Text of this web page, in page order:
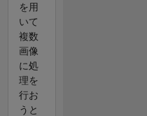
を用
いて
複数
画像
に処
理を
行お
うと